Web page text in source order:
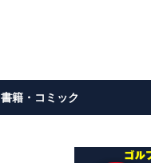
書籍・コミック